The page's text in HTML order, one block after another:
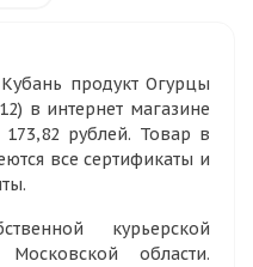
продукт Огурцы
в интернет магазине
рублей. Товар в
все сертификаты и
курьерской
области.